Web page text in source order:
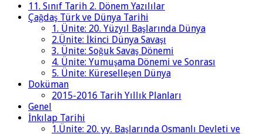
11. Sınıf Tarih 2. Dönem Yazılılar
Çağdaş Türk ve Dünya Tarihi
1. Ünite: 20. Yüzyıl Başlarında Dünya
2.Ünite: İkinci Dünya Savaşı
3. Ünite: Soğuk Savaş Dönemi
4. Ünite: Yumuşama Dönemi ve Sonrası
5. Ünite: Küreselleşen Dünya
Doküman
2015-2016 Tarih Yıllık Planları
Genel
İnkılap Tarihi
1.Ünite: 20. yy. Başlarında Osmanlı Devleti ve